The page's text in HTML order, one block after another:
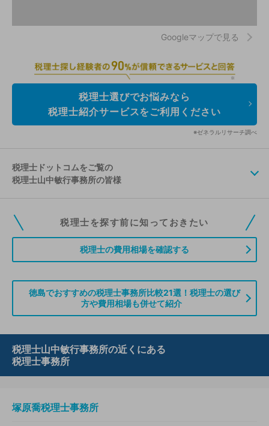
Googleマップで見る
税理士選びでお悩みなら
税理士紹介サービスをご利用ください
※ゼネラルリサーチ調べ
税理士ドットコムをご覧の
税理士山中敏行事務所の皆様
税理士ドットコムの無料会員にご登録いただくと、貴事務所の情報を編集し
ていただくことができます。また、税理士をお探しの方との接点をご提供す
無料登録のご案内はこちら
税理士を探す前に知っておきたい
税理士の費用相場を確認する
徳島でおすすめの税理士事務所比較21選！税理士の選び
方や費用相場も併せて紹介
税理士山中敏行事務所の近くにある
税理士事務所
塚原喬税理士事務所